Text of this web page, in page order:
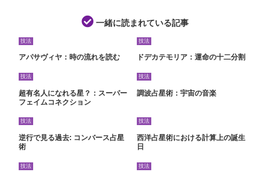
一緒に読まれている記事
技法
アパサヴィヤ：時の流れを読む
技法
ドデカテモリア：運命の十二分割
技法
超有名人になれる星？：スーパー
フェイムコネクション
技法
調波占星術：宇宙の音楽
技法
逆行で見る過去: コンバース占星
術
技法
西洋占星術における計算上の誕生
日
技法 技法